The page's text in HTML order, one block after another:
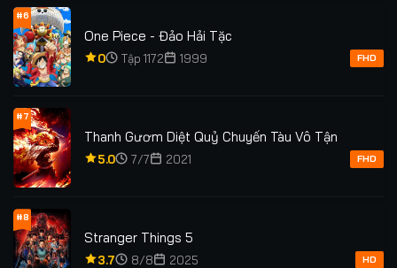
#6
One Piece - Đảo Hải Tặc
0 Tập 1172 1999 FHD
#7
Thanh Gươm Diệt Quỷ Chuyến Tàu Vô Tận
5.0 7/7 2021 FHD
#8
Stranger Things 5
3.7 8/8 2025 HD